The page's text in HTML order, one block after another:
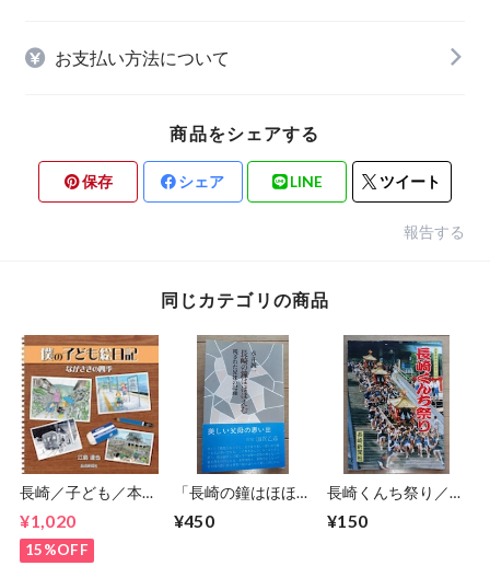
お支払い方法について
商品をシェアする
保存 シェア LINE ツイート
報告する
同じカテゴリの商品
長崎／子ども／本／
／長崎新聞社／「僕
の子ども絵日記～な
¥1,020
15%OFF
「長崎の鐘はほほえ
記録」 永井誠一
¥450
長崎くんち祭り／長
¥150